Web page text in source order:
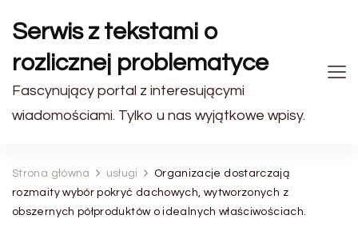
Serwis z tekstami o
rozlicznej problematyce
Fascynujący portal z interesującymi
wiadomościami. Tylko u nas wyjątkowe wpisy.
Strona główna usługi
Organizacje dostarczają
rozmaity wybór pokryć dachowych, wytworzonych z
obszernych półproduktów o idealnych właściwościach.